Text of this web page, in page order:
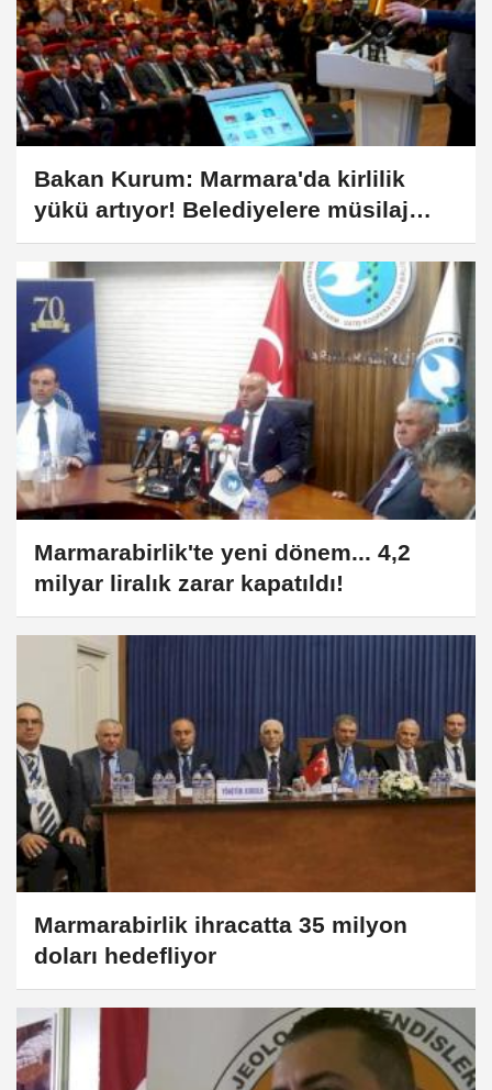
Bakan Kurum: Marmara'da kirlilik
yükü artıyor! Belediyelere müsilaj
uyarısı
Marmarabirlik'te yeni dönem... 4,2
milyar liralık zarar kapatıldı!
Marmarabirlik ihracatta 35 milyon
doları hedefliyor